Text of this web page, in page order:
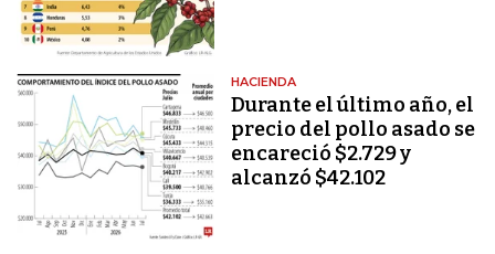
HACIENDA
Durante el último año, el
precio del pollo asado se
encareció $2.729 y
alcanzó $42.102